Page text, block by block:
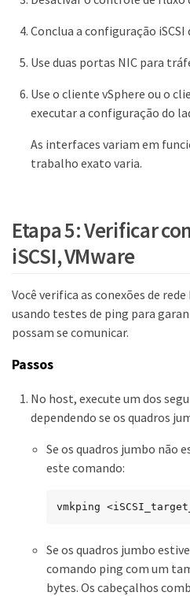
Conclua a configuração
Use duas portas NIC para
Use o cliente vSphere ou o
executar a configuração do
As interfaces variam em
trabalho exato varia.
Etapa 5: Verificar
iSCSI, VMware
Você verifica as conexões de
usando testes de ping para
possam se comunicar.
Passos
No host, execute um dos
dependendo se os quadros
Se os quadros jumbo não
este comando:
vmkping
Se os quadros jumbo
comando ping com um
bytes. Os cabeçalhos